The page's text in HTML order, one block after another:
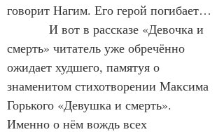
говорит Нагим. Его герой погибает…
смерть» читатель уже обречённо
ожидает худшего, памятуя о
знаменитом стихотворении Максима
Горького «Девушка и смерть».
Именно о нём вождь всех